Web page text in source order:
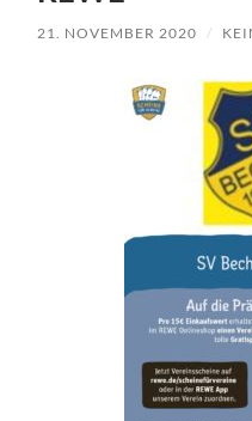
21. NOVEMBER 2020 /